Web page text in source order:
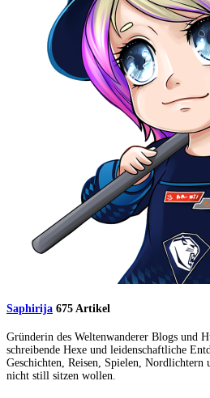
Saphirija 675 Artikel
Gründerin des Weltenwanderer Blogs und
schreibende Hexe und leidenschaftliche
Geschichten, Reisen, Spielen, Nordlichtern
nicht still sitzen wollen.